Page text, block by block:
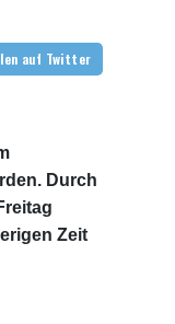
auf Twitter
Durch
Zeit